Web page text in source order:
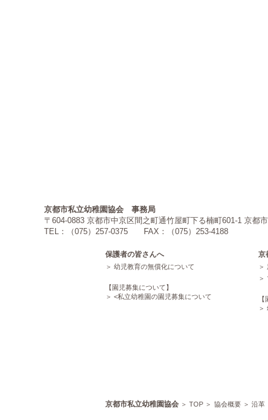
京都市私立幼稚園協会 事務局
〒604-0883 京都市中京区間之町通竹屋町下る楠町601-1 京都
TEL：（075）257-0375 FAX：（075）253-4188
保護者の皆さんへ
幼児教育の無償化について
【園児募集について】
<私立幼稚園の園児募集について
京
京都市私立幼稚園協会 TOP 協会概要 沿革